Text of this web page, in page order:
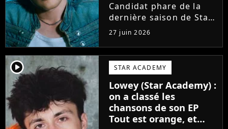
Candidat phare de la
dernière saison de Star
Academy, Bastiaan fait
enfin les présentations
en musique. Découvrez
son premier single
Château, très Troye
Sivan dans l'esprit, et
son...
27 juin 2026
player2 STAR ACADEMY
Lowey (Star Academy) :
on a classé les
chansons de son EP
Tout est orange, et